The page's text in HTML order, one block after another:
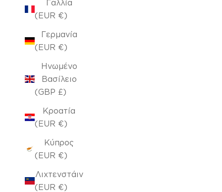
Γαλλία
(EUR €)
Γερμανία
(EUR €)
Ηνωμένο
Βασίλειο
(GBP £)
Κροατία
(EUR €)
Κύπρος
(EUR €)
Λιχτενστάιν
(EUR €)